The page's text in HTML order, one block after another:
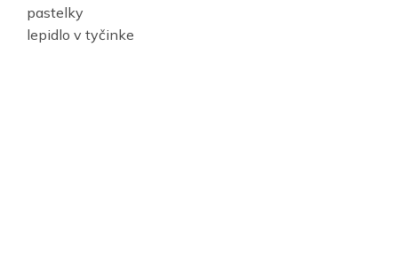
pastelky
lepidlo v tyčinke